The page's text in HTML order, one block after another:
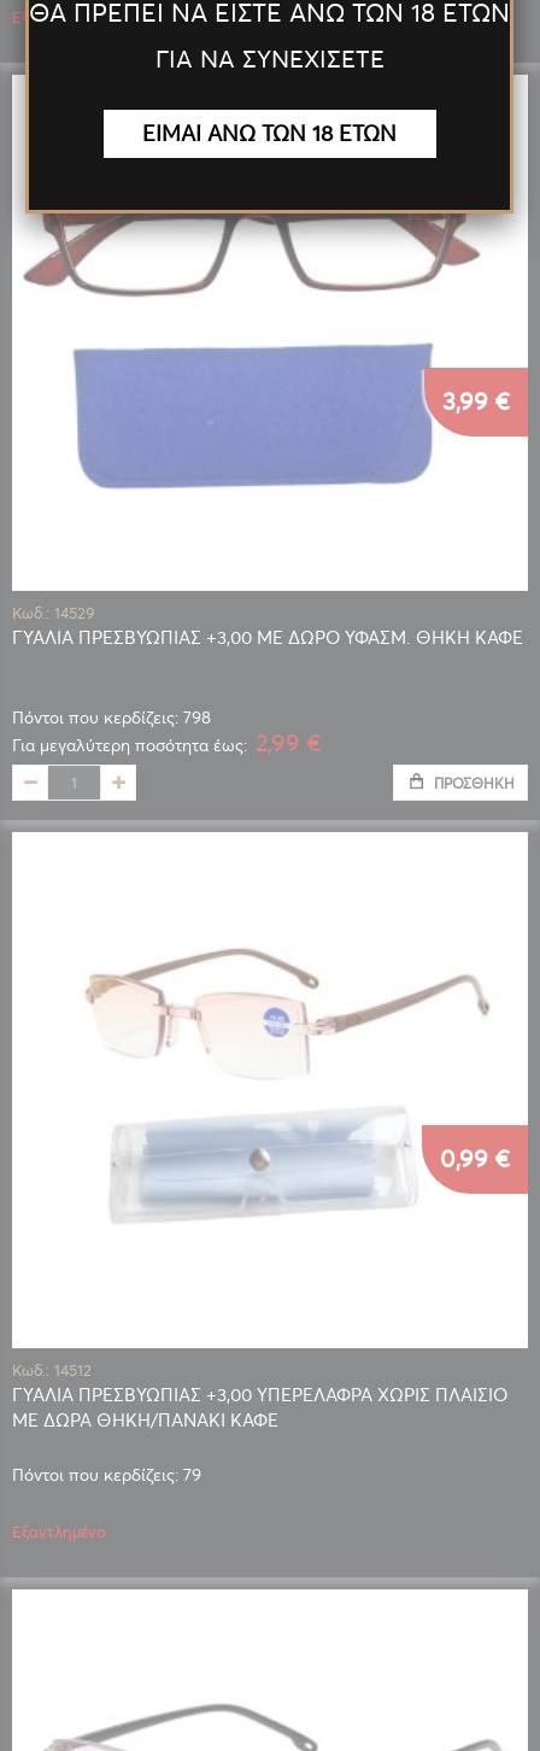
Εξαντλημένο
Κωδ.: 14529
ΓΥΑΛΙΑ ΠΡΕΣΒΥΩΠΙΑΣ +3,00 ΜΕ ΔΩΡΟ ΥΦΑΣΜ. ΘΗΚΗ ΚΑΦΕ
Πόντοι που κερδίζεις: 798
3,99 €
Για μεγαλύτερη ποσότητα έως: 2,99 €
ΠΡΟΣΘΉΚΗ
Κωδ.: 14512
ΓΥΑΛΙΑ ΠΡΕΣΒΥΩΠΙΑΣ +3,00 ΥΠΕΡΕΛΑΦΡΑ ΧΩΡΙΣ ΠΛΑΙΣΙΟ
ΜΕ ΔΩΡΑ ΘΗΚΗ/ΠΑΝΑΚΙ ΚΑΦΕ
Πόντοι που κερδίζεις: 79
0,99 €
Εξαντλημένο
ΘΑ ΠΡΕΠΕΙ ΝΑ ΕΙΣΤΕ ΑΝΩ ΤΩΝ 18 ΕΤΩΝ
ΓΙΑ ΝΑ ΣΥΝΕΧΙΣΕΤΕ
ΕΙΜΑΙ ΑΝΩ ΤΩΝ 18 ΕΤΩΝ